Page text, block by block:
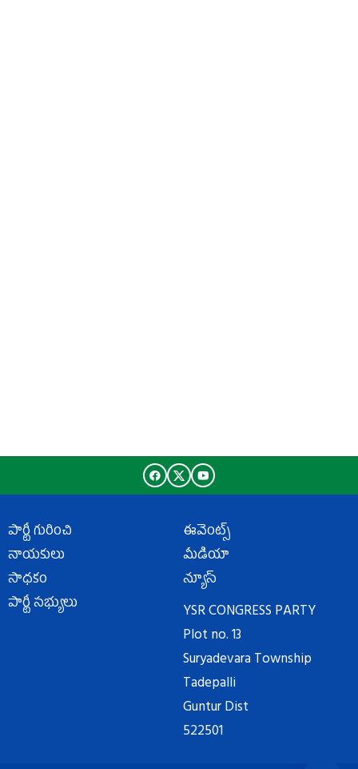
పార్టీ గురించి
నాయకులు
సాధకం
పార్టీ సభ్యులు
ఈవెంట్స్
మీడియా
న్యూస్
YSR CONGRESS PARTY
Plot no. 13
Suryadevara Township
Tadepalli
Guntur Dist
522501